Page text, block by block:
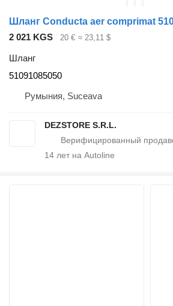
2 021 KGS 20 € ≈ 23,11 $
Шланг
51091085050
Румыния, Suceava
DEZSTORE S.R.L.
14 лет на Autoline